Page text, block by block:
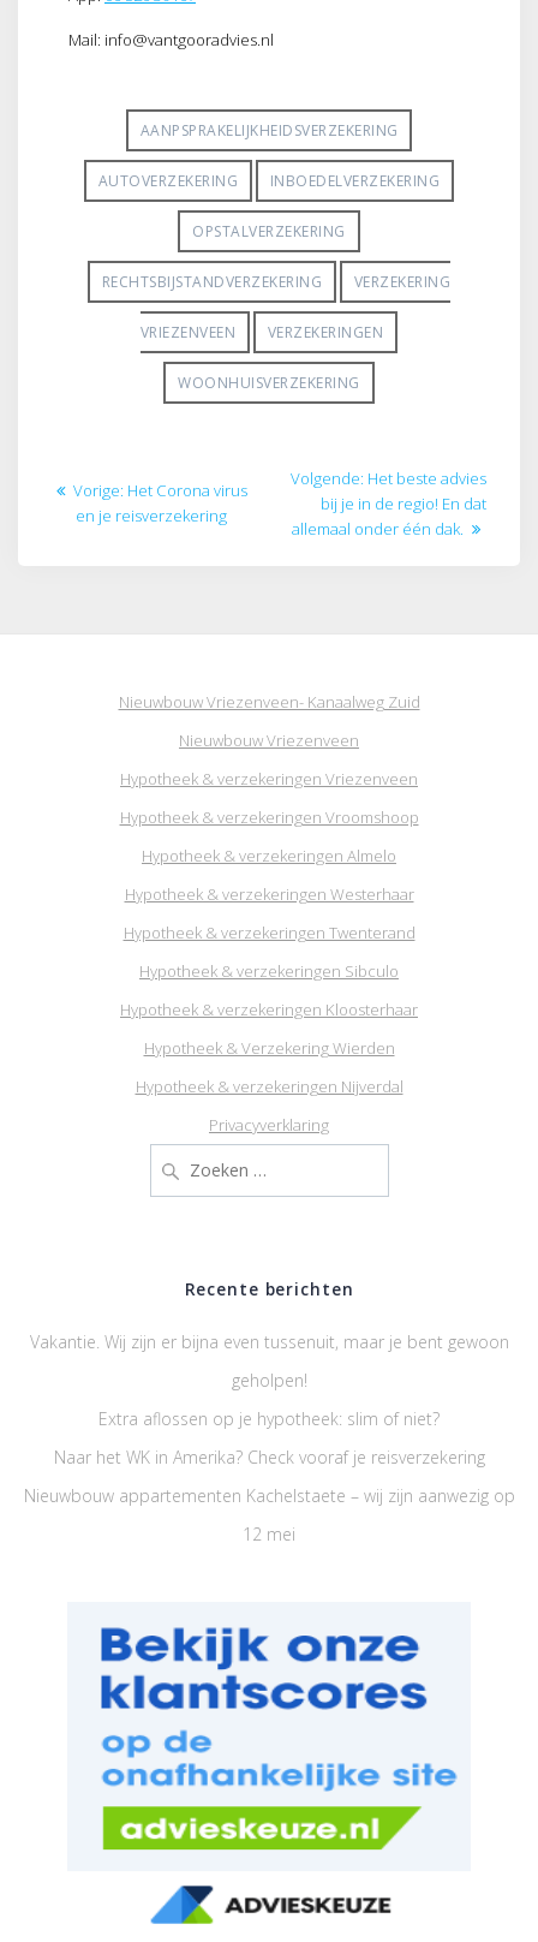
Mail: info@vantgooradvies.nl
AANPSPRAKELIJKHEIDSVERZEKERING
AUTOVERZEKERING INBOEDELVERZEKERING
OPSTALVERZEKERING
RECHTSBIJSTANDVERZEKERING VERZEKERING
VRIEZENVEEN VERZEKERINGEN
WOONHUISVERZEKERING
navigatie
Vorige: Vorig
bericht:
Het Corona virus
en je reisverzekering
Volgende: Volgend
bericht:
Het beste advies
bij je in de regio! En dat
allemaal onder één dak.
Nieuwbouw Vriezenveen- Kanaalweg Zuid
Nieuwbouw Vriezenveen
Hypotheek & verzekeringen Vriezenveen
Hypotheek & verzekeringen Vroomshoop
Hypotheek & verzekeringen Almelo
Hypotheek & verzekeringen Westerhaar
Hypotheek & verzekeringen Twenterand
Hypotheek & verzekeringen Sibculo
Hypotheek & verzekeringen Kloosterhaar
Hypotheek & Verzekering Wierden
Hypotheek & verzekeringen Nijverdal
Privacyverklaring
naar:
Recente berichten
Vakantie. Wij zijn er bijna even tussenuit, maar je bent gewoon
geholpen!
Extra aflossen op je hypotheek: slim of niet?
Naar het WK in Amerika? Check vooraf je reisverzekering
Nieuwbouw appartementen Kachelstaete – wij zijn aanwezig op
12 mei